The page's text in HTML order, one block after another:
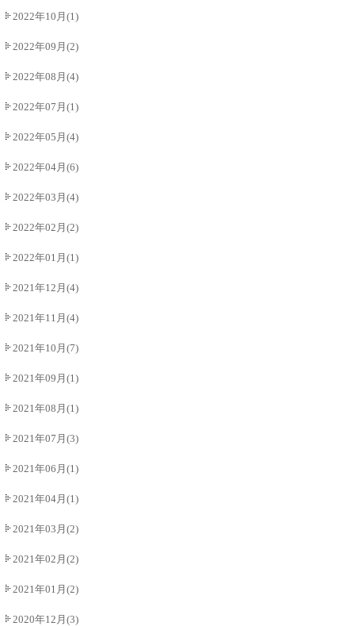
2022年10月(1)
2022年09月(2)
2022年08月(4)
2022年07月(1)
2022年05月(4)
2022年04月(6)
2022年03月(4)
2022年02月(2)
2022年01月(1)
2021年12月(4)
2021年11月(4)
2021年10月(7)
2021年09月(1)
2021年08月(1)
2021年07月(3)
2021年06月(1)
2021年04月(1)
2021年03月(2)
2021年02月(2)
2021年01月(2)
2020年12月(3)